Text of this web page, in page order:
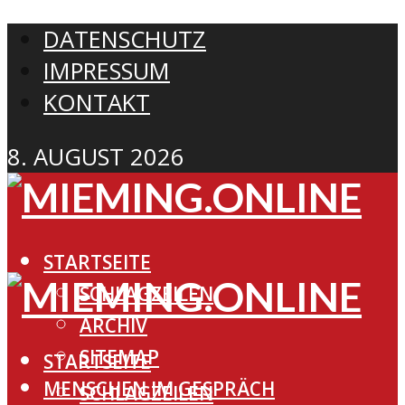
DATENSCHUTZ
IMPRESSUM
KONTAKT
8. AUGUST 2026
STARTSEITE
SCHLAGZEILEN
ARCHIV
SITEMAP
MENSCHEN IM GESPRÄCH
STARTSEITE
SCHLAGZEILEN